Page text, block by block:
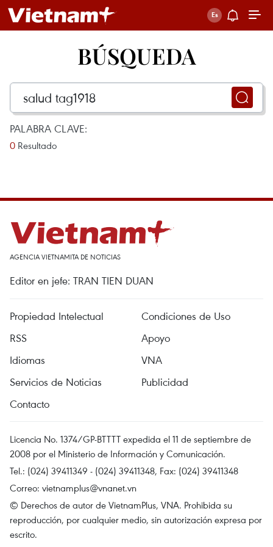
BÚSQUEDA
PALABRA CLAVE:
0 Resultado
AGENCIA VIETNAMITA DE NOTICIAS
Editor en jefe: TRAN TIEN DUAN
Propiedad Intelectual
Condiciones de Uso
RSS
Apoyo
Idiomas
VNA
Servicios de Noticias
Publicidad
Contacto
Licencia No. 1374/GP-BTTTT expedida el 11 de septiembre de
2008 por el Ministerio de Información y Comunicación.
Tel.: (024) 39411349 - (024) 39411348, Fax: (024) 39411348
Correo: vietnamplus@vnanet.vn
© Derechos de autor de VietnamPlus, VNA. Prohibida su
reproducción, por cualquier medio, sin autorización expresa por
escrito.